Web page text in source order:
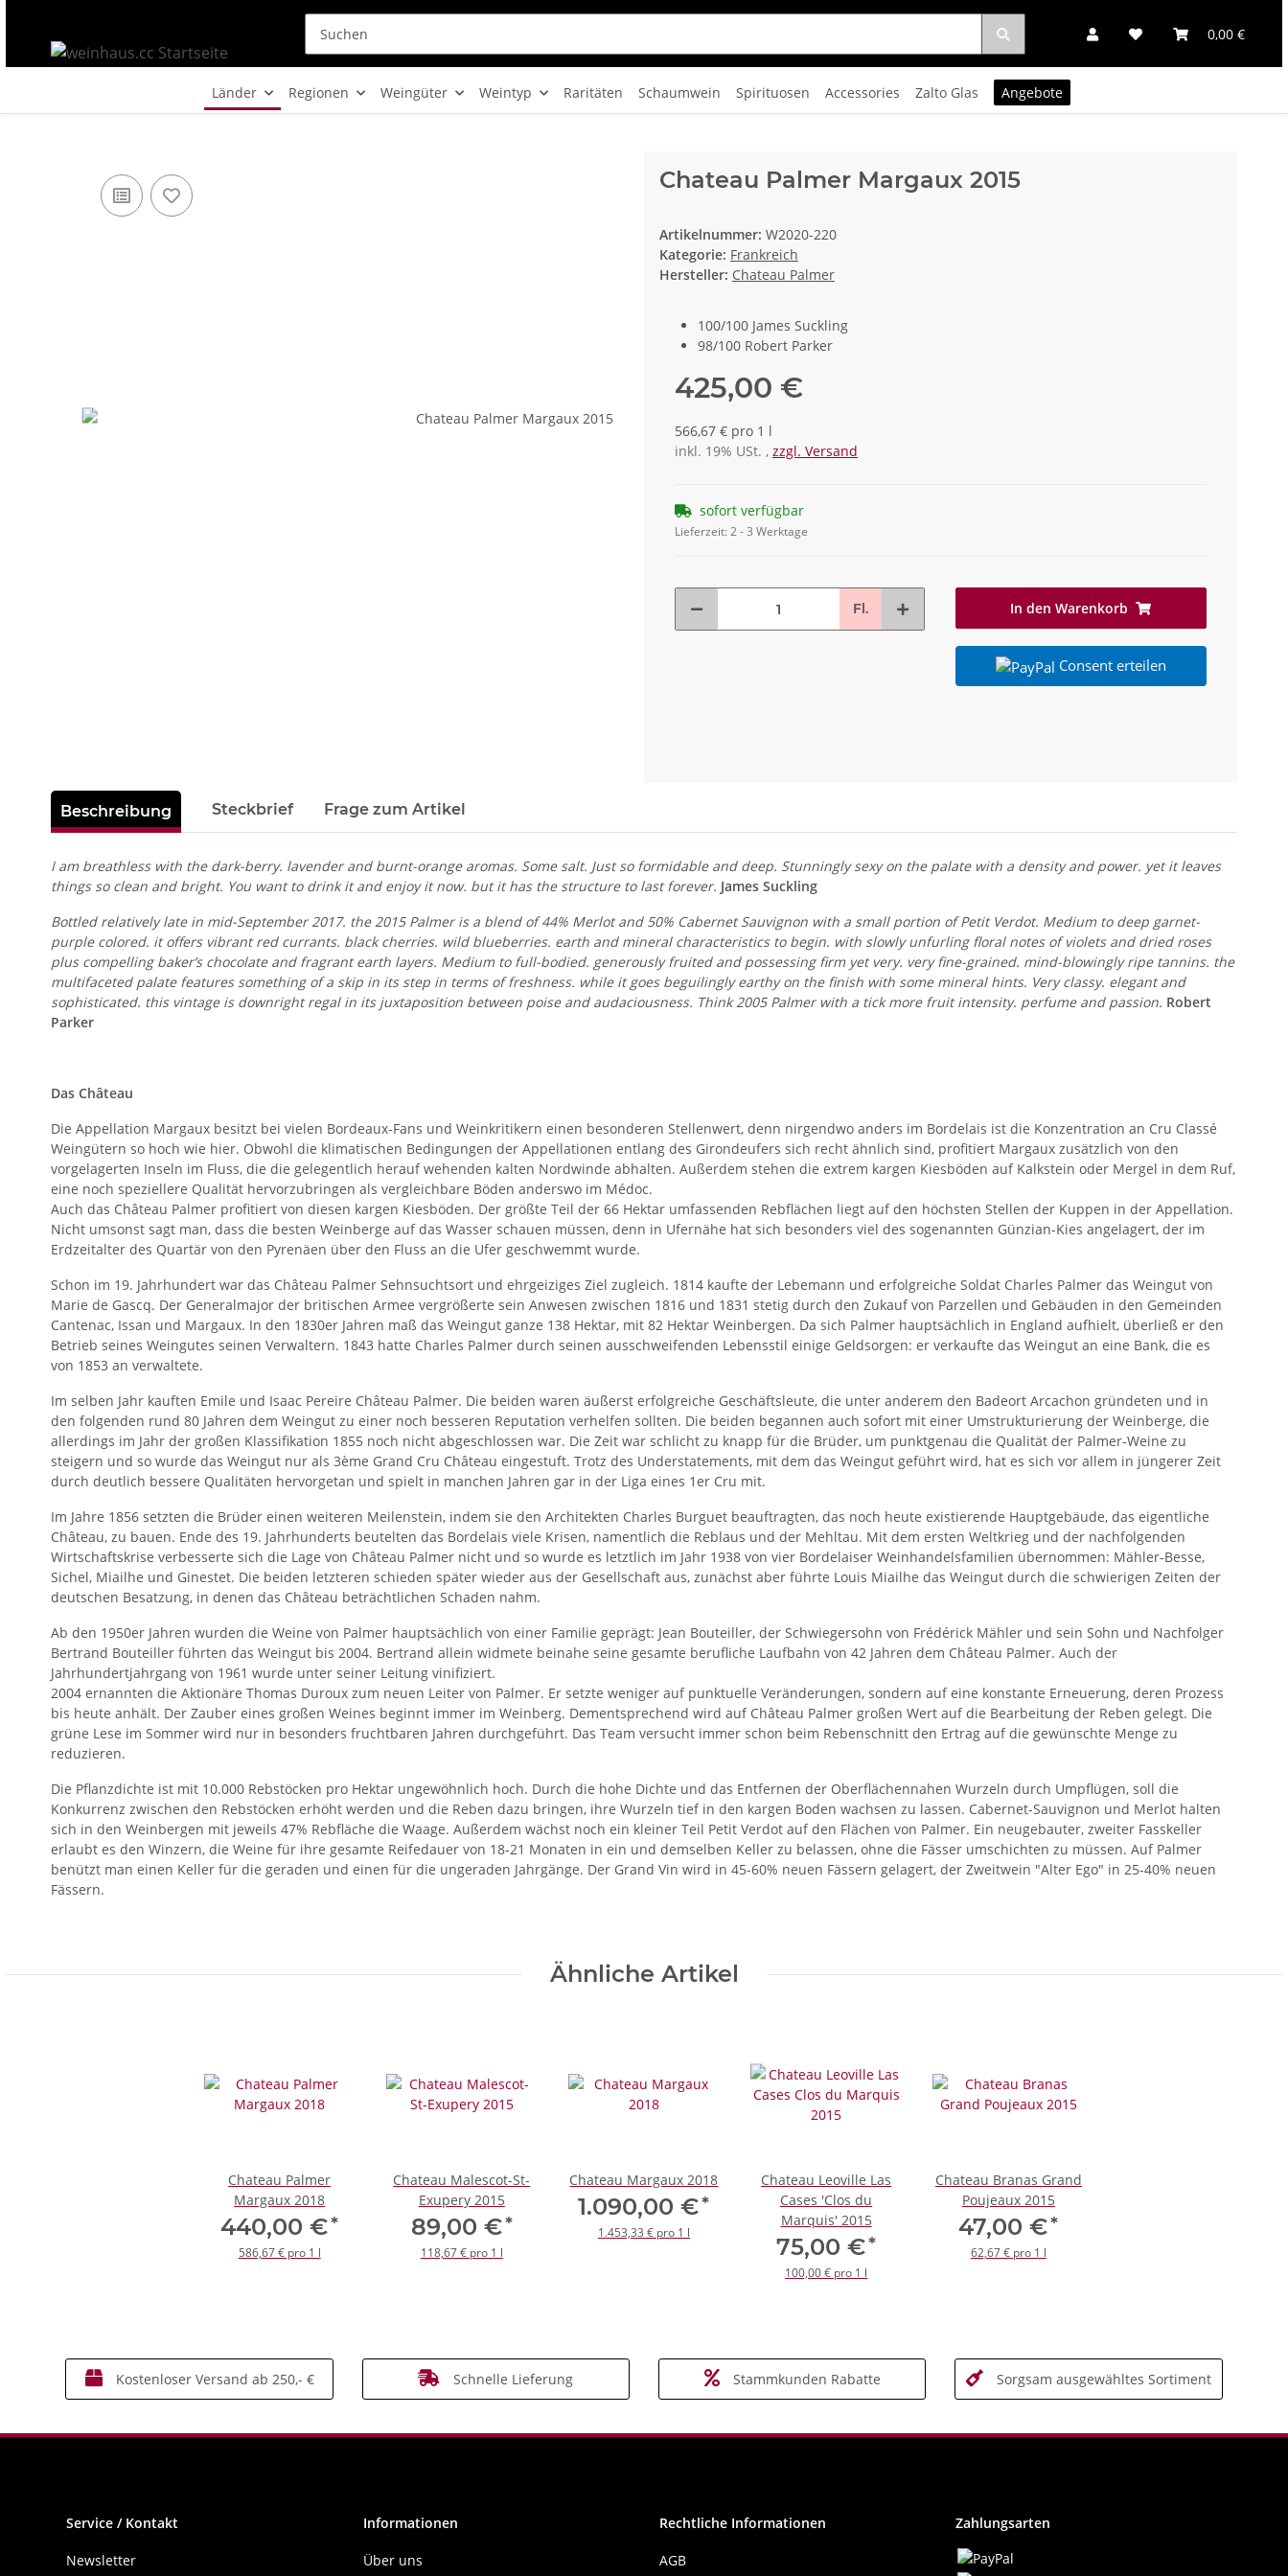
0,00 €
Länder Regionen Weingüter Weintyp Raritäten Schaumwein Spirituosen Accessories Zalto Glas Angebote
Chateau Palmer Margaux 2015
Artikelnummer: W2020-220
Kategorie: Frankreich
Hersteller: Chateau Palmer
100/100 James Suckling
98/100 Robert Parker
425,00 €
566,67 € pro 1 l
inkl. 19% USt. , zzgl. Versand
sofort verfügbar
Lieferzeit:2 - 3 Werktage
Fl. In den Warenkorb
Consent erteilen
weitere Registerkarten anzeigen
Beschreibung Steckbrief Frage zum Artikel
I am breathless with the dark-berry. lavender and burnt-orange aromas. Some salt. Just so formidable and deep. Stunningly sexy on the palate with a density and power. yet it leaves
things so clean and bright. You want to drink it and enjoy it now. but it has the structure to last forever. James Suckling
Bottled relatively late in mid-September 2017. the 2015 Palmer is a blend of 44% Merlot and 50% Cabernet Sauvignon with a small portion of Petit Verdot. Medium to deep garnet-
purple colored. it offers vibrant red currants. black cherries. wild blueberries. earth and mineral characteristics to begin. with slowly unfurling floral notes of violets and dried roses
plus compelling baker’s chocolate and fragrant earth layers. Medium to full-bodied. generously fruited and possessing firm yet very. very fine-grained. mind-blowingly ripe tannins. the
multifaceted palate features something of a skip in its step in terms of freshness. while it goes beguilingly earthy on the finish with some mineral hints. Very classy. elegant and
sophisticated. this vintage is downright regal in its juxtaposition between poise and audaciousness. Think 2005 Palmer with a tick more fruit intensity. perfume and passion. Robert
Parker
Das Château
Die Appellation Margaux besitzt bei vielen Bordeaux-Fans und Weinkritikern einen besonderen Stellenwert, denn nirgendwo anders im Bordelais ist die Konzentration an Cru Classé
Weingütern so hoch wie hier. Obwohl die klimatischen Bedingungen der Appellationen entlang des Girondeufers sich recht ähnlich sind, profitiert Margaux zusätzlich von den
vorgelagerten Inseln im Fluss, die die gelegentlich herauf wehenden kalten Nordwinde abhalten. Außerdem stehen die extrem kargen Kiesböden auf Kalkstein oder Mergel in dem Ruf,
eine noch speziellere Qualität hervorzubringen als vergleichbare Böden anderswo im Médoc.
Auch das Château Palmer profitiert von diesen kargen Kiesböden. Der größte Teil der 66 Hektar umfassenden Rebflächen liegt auf den höchsten Stellen der Kuppen in der Appellation.
Nicht umsonst sagt man, dass die besten Weinberge auf das Wasser schauen müssen, denn in Ufernähe hat sich besonders viel des sogenannten Günzian-Kies angelagert, der im
Erdzeitalter des Quartär von den Pyrenäen über den Fluss an die Ufer geschwemmt wurde.
Schon im 19. Jahrhundert war das Château Palmer Sehnsuchtsort und ehrgeiziges Ziel zugleich. 1814 kaufte der Lebemann und erfolgreiche Soldat Charles Palmer das Weingut von
Marie de Gascq. Der Generalmajor der britischen Armee vergrößerte sein Anwesen zwischen 1816 und 1831 stetig durch den Zukauf von Parzellen und Gebäuden in den Gemeinden
Cantenac, Issan und Margaux. In den 1830er Jahren maß das Weingut ganze 138 Hektar, mit 82 Hektar Weinbergen. Da sich Palmer hauptsächlich in England aufhielt, überließ er den
Betrieb seines Weingutes seinen Verwaltern. 1843 hatte Charles Palmer durch seinen ausschweifenden Lebensstil einige Geldsorgen: er verkaufte das Weingut an eine Bank, die es
von 1853 an verwaltete.
Im selben Jahr kauften Emile und Isaac Pereire Château Palmer. Die beiden waren äußerst erfolgreiche Geschäftsleute, die unter anderem den Badeort Arcachon gründeten und in
den folgenden rund 80 Jahren dem Weingut zu einer noch besseren Reputation verhelfen sollten. Die beiden begannen auch sofort mit einer Umstrukturierung der Weinberge, die
allerdings im Jahr der großen Klassifikation 1855 noch nicht abgeschlossen war. Die Zeit war schlicht zu knapp für die Brüder, um punktgenau die Qualität der Palmer-Weine zu
steigern und so wurde das Weingut nur als 3ème Grand Cru Château eingestuft. Trotz des Understatements, mit dem das Weingut geführt wird, hat es sich vor allem in jüngerer Zeit
durch deutlich bessere Qualitäten hervorgetan und spielt in manchen Jahren gar in der Liga eines 1er Cru mit.
Im Jahre 1856 setzten die Brüder einen weiteren Meilenstein, indem sie den Architekten Charles Burguet beauftragten, das noch heute existierende Hauptgebäude, das eigentliche
Château, zu bauen. Ende des 19. Jahrhunderts beutelten das Bordelais viele Krisen, namentlich die Reblaus und der Mehltau. Mit dem ersten Weltkrieg und der nachfolgenden
Wirtschaftskrise verbesserte sich die Lage von Château Palmer nicht und so wurde es letztlich im Jahr 1938 von vier Bordelaiser Weinhandelsfamilien übernommen: Mähler-Besse,
Sichel, Miailhe und Ginestet. Die beiden letzteren schieden später wieder aus der Gesellschaft aus, zunächst aber führte Louis Miailhe das Weingut durch die schwierigen Zeiten der
deutschen Besatzung, in denen das Château beträchtlichen Schaden nahm.
Ab den 1950er Jahren wurden die Weine von Palmer hauptsächlich von einer Familie geprägt: Jean Bouteiller, der Schwiegersohn von Frédérick Mähler und sein Sohn und Nachfolger
Bertrand Bouteiller führten das Weingut bis 2004. Bertrand allein widmete beinahe seine gesamte berufliche Laufbahn von 42 Jahren dem Château Palmer. Auch der
Jahrhundertjahrgang von 1961 wurde unter seiner Leitung vinifiziert.
2004 ernannten die Aktionäre Thomas Duroux zum neuen Leiter von Palmer. Er setzte weniger auf punktuelle Veränderungen, sondern auf eine konstante Erneuerung, deren Prozess
bis heute anhält. Der Zauber eines großen Weines beginnt immer im Weinberg. Dementsprechend wird auf Château Palmer großen Wert auf die Bearbeitung der Reben gelegt. Die
grüne Lese im Sommer wird nur in besonders fruchtbaren Jahren durchgeführt. Das Team versucht immer schon beim Rebenschnitt den Ertrag auf die gewünschte Menge zu
reduzieren.
Die Pflanzdichte ist mit 10.000 Rebstöcken pro Hektar ungewöhnlich hoch. Durch die hohe Dichte und das Entfernen der Oberflächennahen Wurzeln durch Umpflügen, soll die
Konkurrenz zwischen den Rebstöcken erhöht werden und die Reben dazu bringen, ihre Wurzeln tief in den kargen Boden wachsen zu lassen. Cabernet-Sauvignon und Merlot halten
sich in den Weinbergen mit jeweils 47% Rebfläche die Waage. Außerdem wächst noch ein kleiner Teil Petit Verdot auf den Flächen von Palmer. Ein neugebauter, zweiter Fasskeller
erlaubt es den Winzern, die Weine für ihre gesamte Reifedauer von 18-21 Monaten in ein und demselben Keller zu belassen, ohne die Fässer umschichten zu müssen. Auf Palmer
benützt man einen Keller für die geraden und einen für die ungeraden Jahrgänge. Der Grand Vin wird in 45-60% neuen Fässern gelagert, der Zweitwein "Alter Ego" in 25-40% neuen
Fässern.
Ähnliche Artikel
Chateau Palmer
Margaux 2018
440,00 €*
586,67 € pro 1 l
Chateau Malescot-St-
Exupery 2015
89,00 €*
118,67 € pro 1 l
Chateau Margaux 2018
1.090,00 €*
1.453,33 € pro 1 l
Chateau Leoville Las
Cases 'Clos du
Marquis' 2015
75,00 €*
100,00 € pro 1 l
Chateau Branas Grand
Poujeaux 2015
47,00 €*
62,67 € pro 1 l
Kostenloser Versand ab 250,- € Schnelle Lieferung Stammkunden Rabatte Sorgsam ausgewähltes Sortiment
Service / Kontakt
Newsletter
Informationen
Über uns
Rechtliche Informationen
AGB
Zahlungsarten